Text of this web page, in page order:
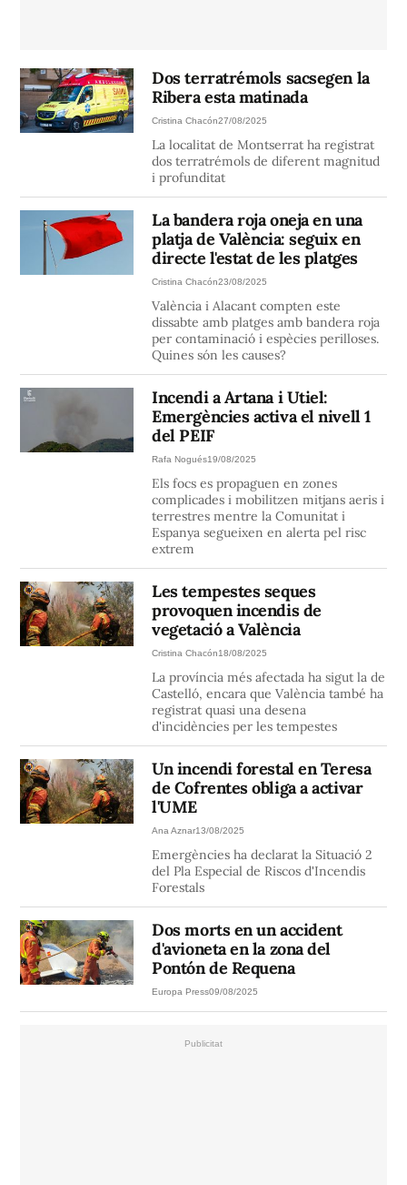
Dos terratrémols sacsegen la
Ribera esta matinada
Cristina Chacón27/08/2025
La localitat de Montserrat ha registrat
dos terratrémols de diferent magnitud
i profunditat
La bandera roja oneja en una
platja de València: seguix en
directe l'estat de les platges
Cristina Chacón23/08/2025
València i Alacant compten este
dissabte amb platges amb bandera roja
per contaminació i espècies perilloses.
Quines són les causes?
Incendi a Artana i Utiel:
Emergències activa el nivell 1
del PEIF
Rafa Nogués19/08/2025
Els focs es propaguen en zones
complicades i mobilitzen mitjans aeris i
terrestres mentre la Comunitat i
Espanya segueixen en alerta pel risc
extrem
Les tempestes seques
provoquen incendis de
vegetació a València
Cristina Chacón18/08/2025
La província més afectada ha sigut la de
Castelló, encara que València també ha
registrat quasi una desena
d'incidències per les tempestes
Un incendi forestal en Teresa
de Cofrentes obliga a activar
l'UME
Ana Aznar13/08/2025
Emergències ha declarat la Situació 2
del Pla Especial de Riscos d'Incendis
Forestals
Dos morts en un accident
d'avioneta en la zona del
Pontón de Requena
Europa Press09/08/2025